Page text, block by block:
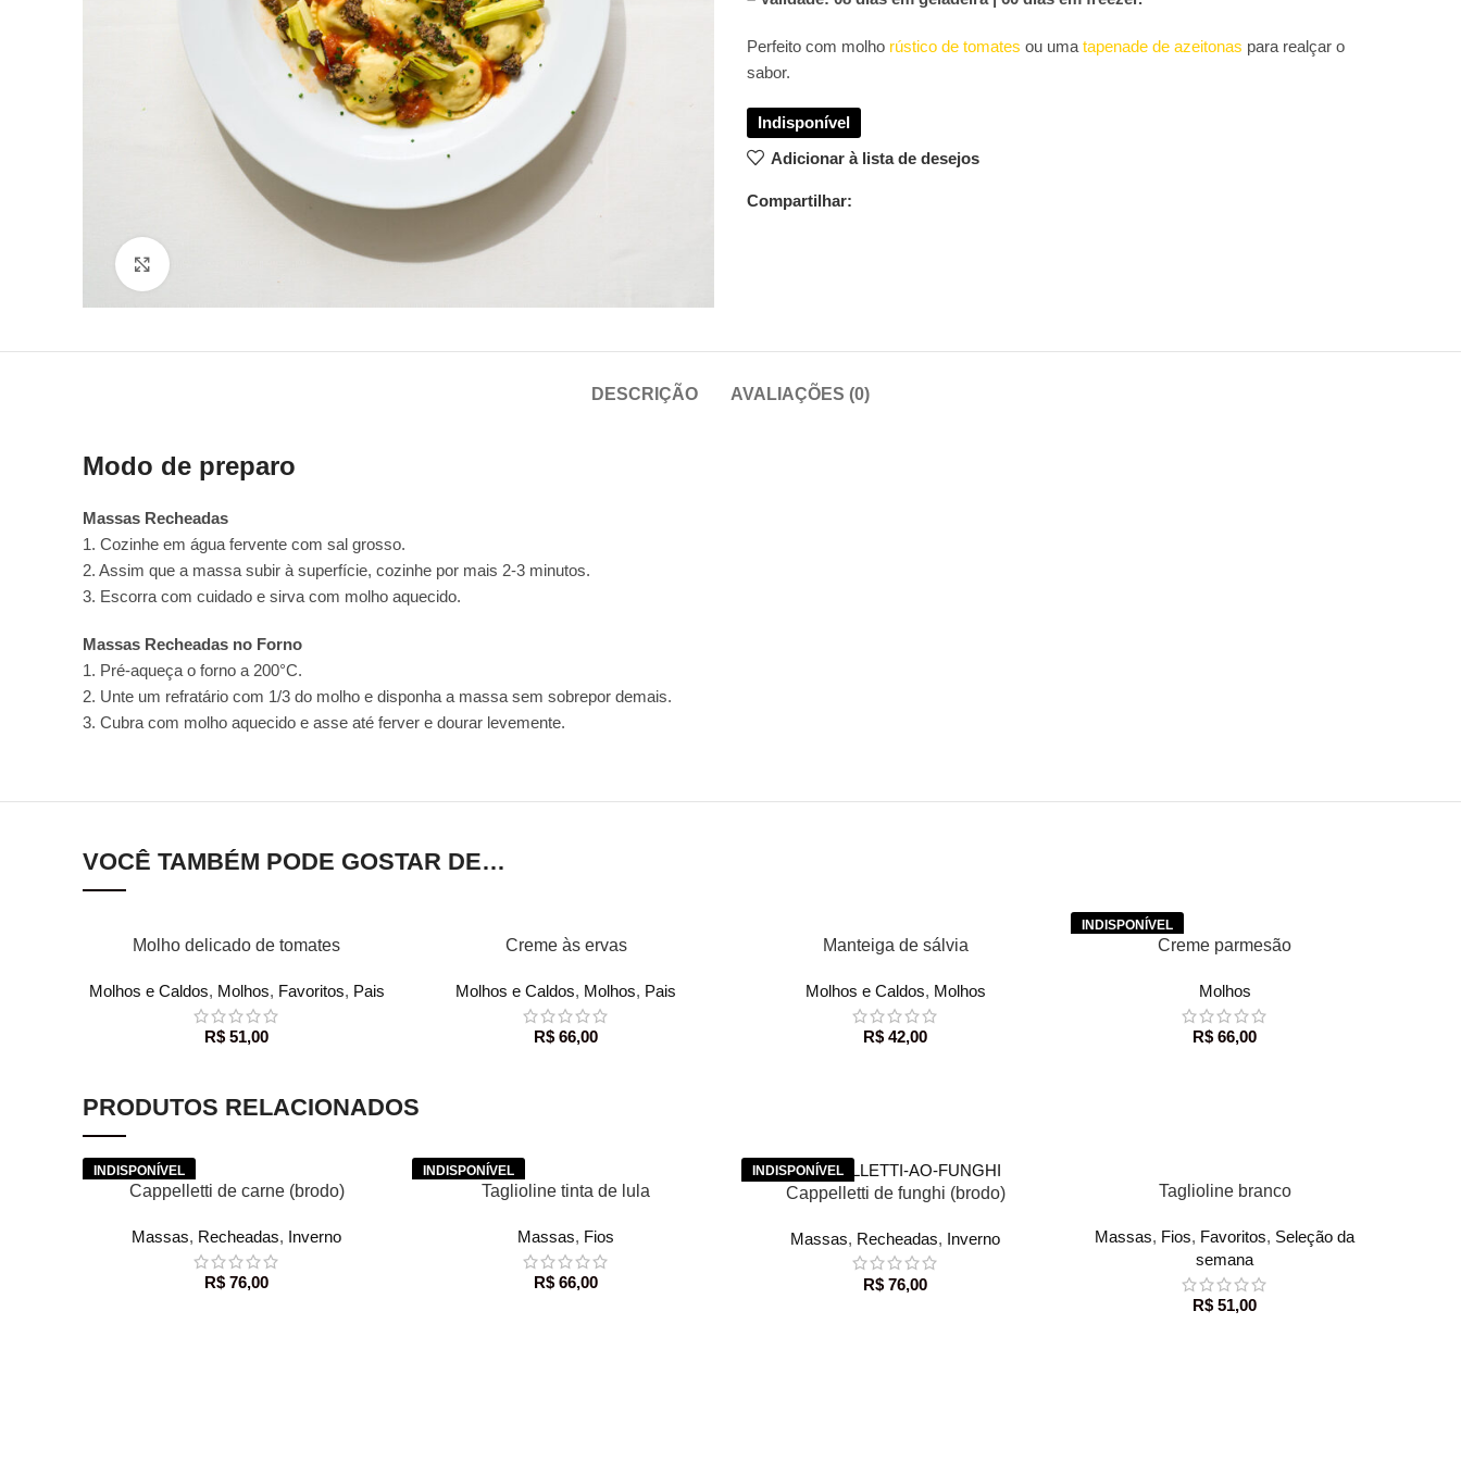
Perfeito com molho rústico de tomates ou uma tapenade de azeitonas para realçar o
sabor.
Adicionar à lista de desejos
Compartilhar:
DESCRIÇÃO AVALIAÇÕES (0)
Modo de preparo
Massas Recheadas
1. Cozinhe em água fervente com sal grosso.
2. Assim que a massa subir à superfície, cozinhe por mais 2-3 minutos.
3. Escorra com cuidado e sirva com molho aquecido.
Massas Recheadas no Forno
1. Pré-aqueça o forno a 200°C.
2. Unte um refratário com 1/3 do molho e disponha a massa sem sobrepor demais.
3. Cubra com molho aquecido e asse até ferver e dourar levemente.
VOCÊ TAMBÉM PODE GOSTAR DE…
ADICIONAR AO CARRINHO
Molho delicado de tomates
Molhos e Caldos, Molhos, Favoritos, Pais
R$ 51,00
ADICIONAR AO CARRINHO
Creme às ervas
Molhos e Caldos, Molhos, Pais
R$ 66,00
ADICIONAR AO CARRINHO
Manteiga de sálvia
Molhos e Caldos, Molhos
R$ 42,00
Creme parmesão
Molhos
R$ 66,00
PRODUTOS RELACIONADOS
LER MAISCappelletti de carne (brodo)
Massas, Recheadas, Inverno
R$ 76,00
Taglioline tinta de lula
Massas, Fios
R$ 66,00
LER MAISCappelletti de funghi (brodo)
Massas, Recheadas, Inverno
R$ 76,00
ADICIONAR AO CARRINHO
Taglioline branco
Massas, Fios, Favoritos, Seleção da
semana
R$ 51,00